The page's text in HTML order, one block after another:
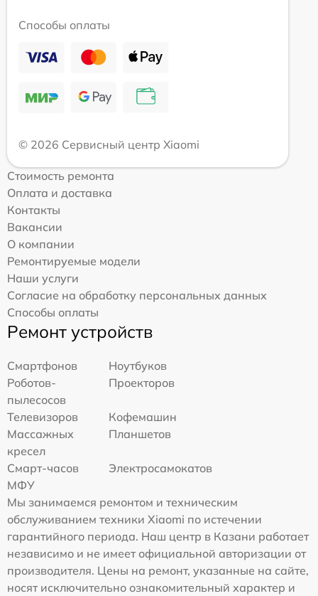
Способы оплаты
© 2026 Сервисный центр Xiaomi
Стоимость ремонта
Оплата и доставка
Контакты
Вакансии
О компании
Ремонтируемые модели
Наши услуги
Согласие на обработку персональных данных
Способы оплаты
Ремонт устройств
Смартфонов
Ноутбуков
Роботов-
пылесосов
Проекторов
Телевизоров
Кофемашин
Массажных
кресел
Планшетов
Смарт-часов
Электросамокатов
МФУ
Мы занимаемся ремонтом и техническим
обслуживанием техники Xiaomi по истечении
гарантийного периода. Наш центр в Казани работает
независимо и не имеет официальной авторизации от
производителя. Цены на ремонт, указанные на сайте,
носят исключительно ознакомительный характер и